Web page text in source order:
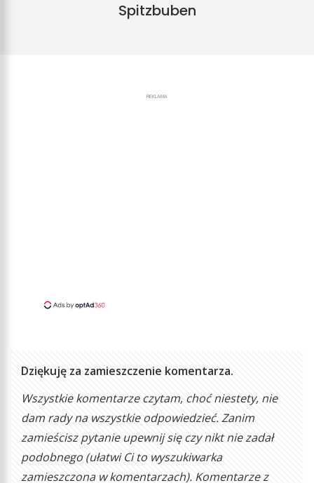
Spitzbuben
REKLAMA
Dziękuję za zamieszczenie komentarza.
Wszystkie komentarze czytam, choć niestety, nie
dam rady na wszystkie odpowiedzieć. Zanim
zamieścisz pytanie upewnij się czy nikt nie zadał
podobnego (ułatwi Ci to wyszukiwarka
zamieszczona w komentarzach). Komentarze z